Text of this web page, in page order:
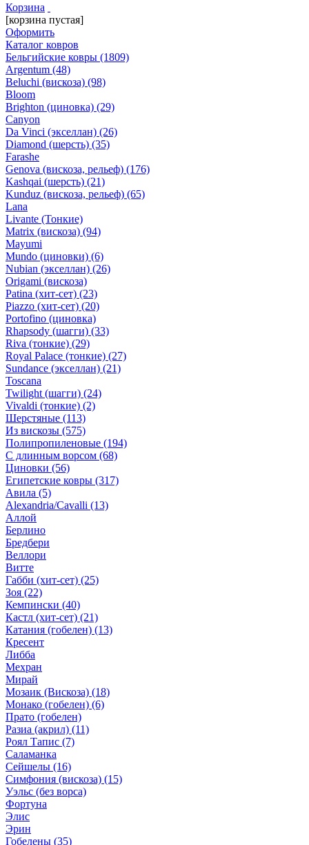
Корзина
[корзина пустая]
Оформить
Каталог ковров
Бельгийские ковры (1809)
Argentum (48)
Beluchi (вискоза) (98)
Bloom
Brighton (циновка) (29)
Canyon
Da Vinci (экселлан) (26)
Diamond (шерсть) (35)
Farashe
Genova (вискоза, рельеф) (176)
Kashqai (шерсть) (21)
Kunduz (вискоза, рельеф) (65)
Lana
Livante (Тонкие)
Matrix (вискоза) (94)
Mayumi
Mundo (циновки) (6)
Nubian (экселлан) (26)
Origami (вискоза)
Patina (хит-сет) (23)
Piazzo (хит-сет) (20)
Portofino (циновка)
Rhapsody (шагги) (33)
Riva (тонкие) (29)
Royal Palace (тонкие) (27)
Sundance (экселлан) (21)
Toscana
Twilight (шагги) (24)
Vivaldi (тонкие) (2)
Шерстяные (113)
Из вискозы (575)
Полипропиленовые (194)
С длинным ворсом (68)
Циновки (56)
Египетские ковры (317)
Авила (5)
Alexandria/Cavalli (13)
Аллой
Берлино
Бредбери
Веллори
Витте
Габби (хит-сет) (25)
Зоя (22)
Кемпински (40)
Кастл (хит-сет) (21)
Катания (гобелен) (13)
Кресент
Либба
Мехран
Мирай
Мозаик (Вискоза) (18)
Монако (гобелен) (6)
Прато (гобелен)
Разиа (акрил) (11)
Роял Тапис (7)
Саламанка
Сейшелы (16)
Симфония (вискоза) (15)
Уэльс (без ворса)
Фортуна
Элис
Эрин
Гобелены (35)